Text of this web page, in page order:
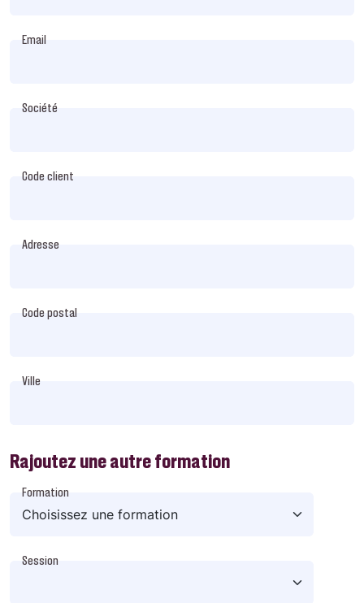
Email
Société
Code client
Adresse
Code postal
Ville
Rajoutez une autre formation
Formation
Session